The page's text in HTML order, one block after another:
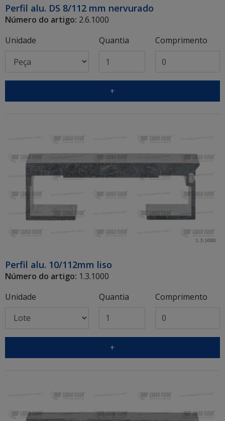
Perfil alu. DS 8/112 mm nervurado
Número do artigo: 2.6.1000
Unidade
Quantia Comprimento
+
Perfil alu. 10/112mm liso
Número do artigo: 1.3.1000
Unidade
Quantia Comprimento
+